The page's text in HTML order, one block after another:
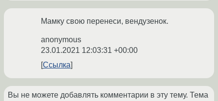
Мамку свою перенеси, вендузенок.
anonymous
23.01.2021 12:03:31 +00:00
Ссылка
Вы не можете добавлять комментарии в эту тему. Тема